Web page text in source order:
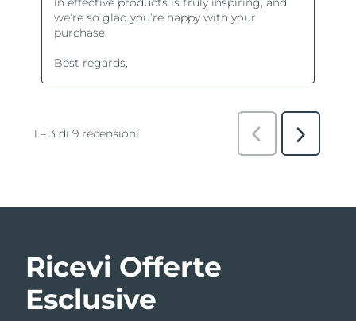
Ricevi Offerte
Esclusive